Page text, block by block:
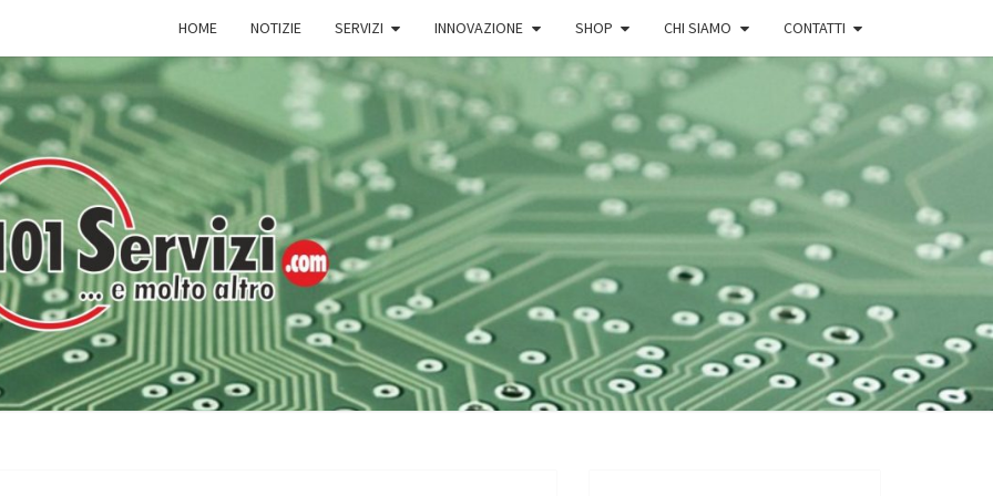
HOME NOTIZIE SERVIZI INNOVAZIONE SHOP CHI SIAMO CONTATTI
101SERVIZI.COM
101
Servizi
E
Molto
Altro